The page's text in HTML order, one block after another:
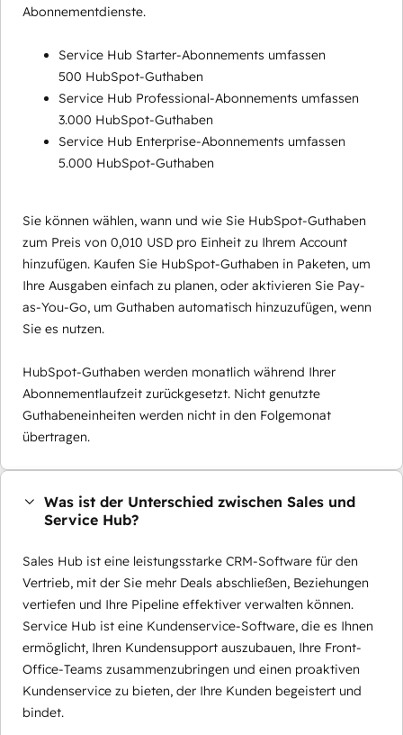
Abonnementdienste.
Service Hub Starter-Abonnements umfassen
500 HubSpot-Guthaben
Service Hub Professional-Abonnements umfassen
3.000 HubSpot-Guthaben
Service Hub Enterprise-Abonnements umfassen
5.000 HubSpot-Guthaben
Sie können wählen, wann und wie Sie HubSpot-Guthaben
zum Preis von 0,010 USD pro Einheit zu Ihrem Account
hinzufügen. Kaufen Sie HubSpot-Guthaben in Paketen, um
Ihre Ausgaben einfach zu planen, oder aktivieren Sie Pay-
as-You-Go, um Guthaben automatisch hinzuzufügen, wenn
Sie es nutzen.
HubSpot-Guthaben werden monatlich während Ihrer
Abonnementlaufzeit zurückgesetzt. Nicht genutzte
Guthabeneinheiten werden nicht in den Folgemonat
übertragen.
Was ist der Unterschied zwischen Sales und
Service Hub?
Sales Hub ist eine leistungsstarke CRM-Software für den
Vertrieb, mit der Sie mehr Deals abschließen, Beziehungen
vertiefen und Ihre Pipeline effektiver verwalten können.
Service Hub ist eine Kundenservice-Software, die es Ihnen
ermöglicht, Ihren Kundensupport auszubauen, Ihre Front-
Office-Teams zusammenzubringen und einen proaktiven
Kundenservice zu bieten, der Ihre Kunden begeistert und
bindet.